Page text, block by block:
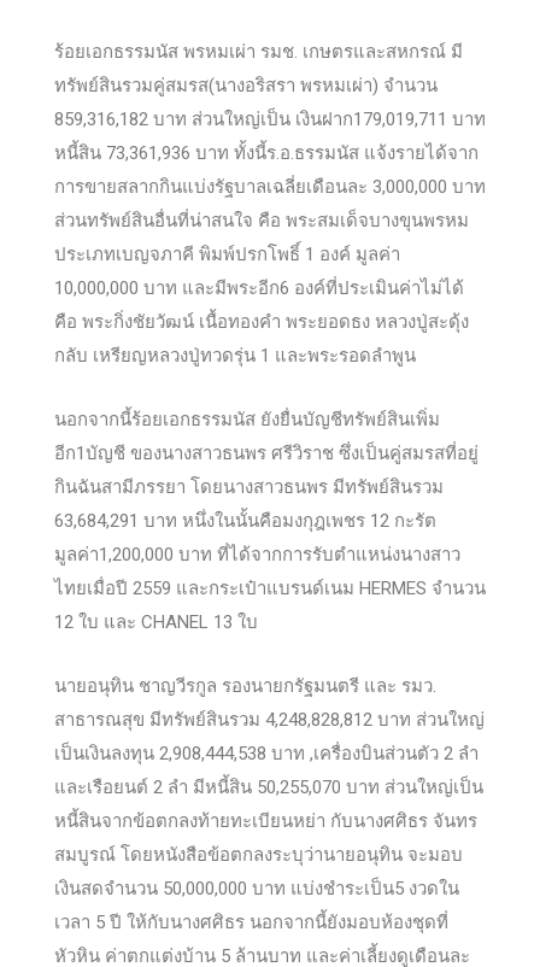
ร้อยเอกธรรมนัส พรหมเผ่า รมช. เกษตรและสหกรณ์ มี
ทรัพย์สินรวมคู่สมรส(นางอริสรา พรหมเผ่า) จำนวน
859,316,182 บาท ส่วนใหญ่เป็น เงินฝาก179,019,711 บาท
หนี้สิน 73,361,936 บาท ทั้งนี้ร.อ.ธรรมนัส แจ้งรายได้จาก
การขายสลากกินแบ่งรัฐบาลเฉลี่ยเดือนละ 3,000,000 บาท
ส่วนทรัพย์สินอื่นที่น่าสนใจ คือ พระสมเด็จบางขุนพรหม
ประเภทเบญจภาคี พิมพ์ปรกโพธิ์ 1 องค์ มูลค่า
10,000,000 บาท และมีพระอีก6 องค์ที่ประเมินค่าไม่ได้
คือ พระกิ่งชัยวัฒน์ เนื้อทองคำ พระยอดธง หลวงปู่สะดุ้ง
กลับ เหรียญหลวงปู่ทวดรุ่น 1 และพระรอดลำพูน
นอกจากนี้ร้อยเอกธรรมนัส ยังยื่นบัญชีทรัพย์สินเพิ่ม
อีก1บัญชี ของนางสาวธนพร ศรีวิราช ซึ่งเป็นคู่สมรสที่อยู่
กินฉันสามีภรรยา โดยนางสาวธนพร มีทรัพย์สินรวม
63,684,291 บาท หนึ่งในนั้นคือมงกุฎเพชร 12 กะรัต
มูลค่า1,200,000 บาท ที่ได้จากการรับตำแหน่งนางสาว
ไทยเมื่อปี 2559 และกระเป๋าแบรนด์เนม HERMES จำนวน
12 ใบ และ CHANEL 13 ใบ
นายอนุทิน ชาญวีรกูล รองนายกรัฐมนตรี และ รมว.
สาธารณสุข มีทรัพย์สินรวม 4,248,828,812 บาท ส่วนใหญ่
เป็นเงินลงทุน 2,908,444,538 บาท ,เครื่องบินส่วนตัว 2 ลำ
และเรือยนต์ 2 ลำ มีหนี้สิน 50,255,070 บาท ส่วนใหญ่เป็น
หนี้สินจากข้อตกลงท้ายทะเบียนหย่า กับนางศศิธร จันทร
สมบูรณ์ โดยหนังสือข้อตกลงระบุว่านายอนุทิน จะมอบ
เงินสดจำนวน 50,000,000 บาท แบ่งชำระเป็น5 งวดใน
เวลา 5 ปี ให้กับนางศศิธร นอกจากนี้ยังมอบห้องชุดที่
หัวหิน ค่าตกแต่งบ้าน 5 ล้านบาท และค่าเลี้ยงดูเดือนละ